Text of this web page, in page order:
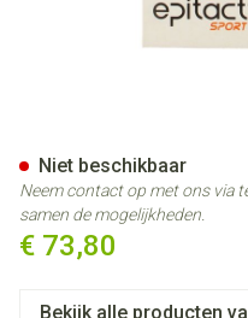
€ 73,80
Niet beschikbaar
Neem contact op met ons via
samen de mogelijkheden.
Bekijk alle producten